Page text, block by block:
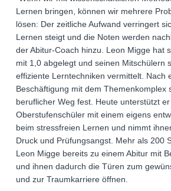
Lernen bringen, können wir mehrere
lösen: Der zeitliche Aufwand verringert
Lernen steigt und die Noten werden
der Abitur-Coach hinzu. Leon Migge hat
mit 1,0 abgelegt und seinen Mitschülern
effiziente Lerntechniken vermittelt. Nach
Beschäftigung mit dem Themenkomplex
beruflicher Weg fest. Heute unterstützt
Oberstufenschüler mit einem eigens
beim stressfreien Lernen und nimmt
Druck und Prüfungsangst. Mehr als 200
Leon Migge bereits zu einem Abitur mit
und ihnen dadurch die Türen zum
und zur Traumkarriere öffnen.